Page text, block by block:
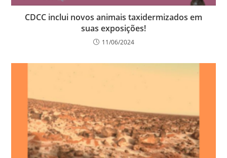
CDCC inclui novos animais taxidermizados em
suas exposições!
11/06/2024